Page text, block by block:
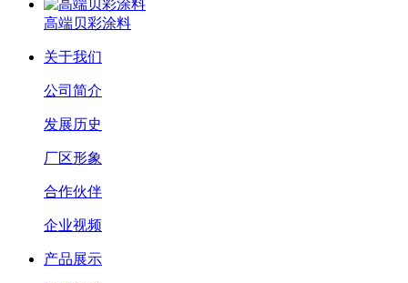
高端贝彩涂料
关于我们
公司简介
发展历史
厂区形象
合作伙伴
企业视频
产品展示